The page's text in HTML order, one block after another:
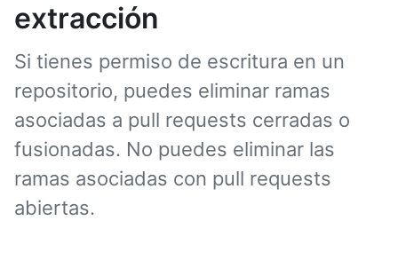
extracción
Si tienes permiso de escritura en un
repositorio, puedes eliminar ramas
asociadas a pull requests cerradas o
fusionadas. No puedes eliminar las
ramas asociadas con pull requests
abiertas.